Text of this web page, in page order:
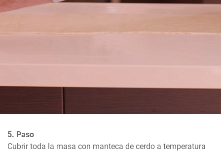
5. Paso
Cubrir toda la masa con manteca de cerdo a temperatura